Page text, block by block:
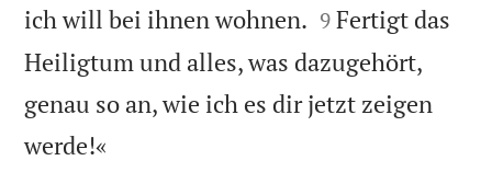
ich will bei ihnen wohnen. 

9 Fertigt das
Heiligtum und alles, was dazugehört,
genau so an, wie ich es dir jetzt zeigen
werde!«